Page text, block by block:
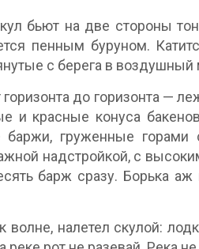
бьют на две стороны
пенным буруном.
с берега в
до горизонта —
и красные конуса
груженные горами
надстройкой, с
барж сразу. Борька
налетел скулой: